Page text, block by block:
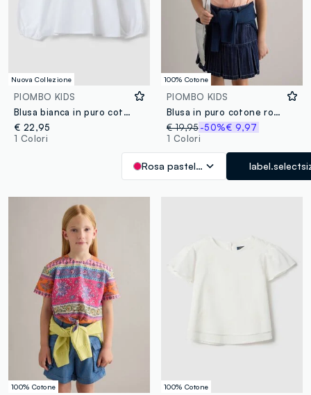
Nuova Collezione
PIOMBO KIDS
Blusa bianca in puro cotone con ricami e scollo arricciato per bambina
€ 22,95
1 Colori
100% Cotone
PIOMBO KIDS
Blusa in puro cotone rosa da bambina regular fit
€ 19,95 -50%€ 9,97
1 Colori
Rosa pastello
100% Cotone 100% Cotone